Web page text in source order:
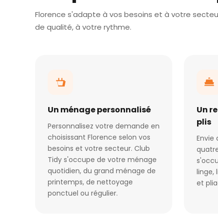
Florence s'adapte à vos besoins et à votre
de qualité, à votre rythme.
Un ménage personnalisé
Personnalisez votre demande en
choisissant Florence selon vos
besoins et votre secteur. Club
Tidy s'occupe de votre ménage
quotidien, du grand ménage de
printemps, de nettoyage
ponctuel ou régulier.
Un
plis
Envie
linge,
et